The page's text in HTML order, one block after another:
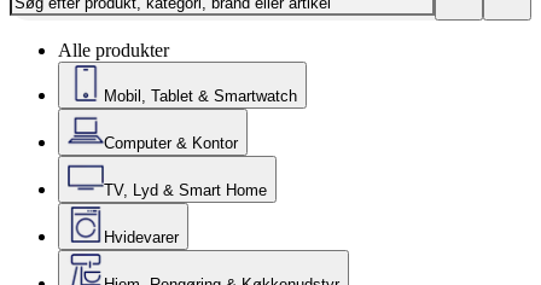
Alle produkter
Mobil, Tablet & Smartwatch
Computer & Kontor
TV, Lyd & Smart Home
Hvidevarer